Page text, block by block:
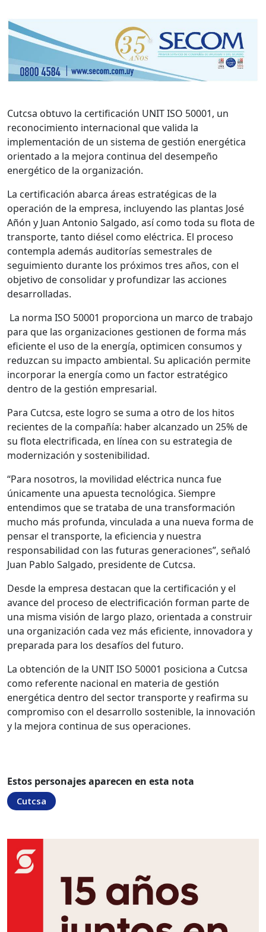
Cutcsa obtuvo la certificación UNIT ISO 50001, un
reconocimiento internacional que valida la
implementación de un sistema de gestión energética
orientado a la mejora continua del desempeño
energético de la organización.
La certificación abarca áreas estratégicas de la
operación de la empresa, incluyendo las plantas José
Añón y Juan Antonio Salgado, así como toda su flota de
transporte, tanto diésel como eléctrica. El proceso
contempla además auditorías semestrales de
seguimiento durante los próximos tres años, con el
objetivo de consolidar y profundizar las acciones
desarrolladas.
La norma ISO 50001 proporciona un marco de trabajo
para que las organizaciones gestionen de forma más
eficiente el uso de la energía, optimicen consumos y
reduzcan su impacto ambiental. Su aplicación permite
incorporar la energía como un factor estratégico
dentro de la gestión empresarial.
Para Cutcsa, este logro se suma a otro de los hitos
recientes de la compañía: haber alcanzado un 25% de
su flota electrificada, en línea con su estrategia de
modernización y sostenibilidad.
“Para nosotros, la movilidad eléctrica nunca fue
únicamente una apuesta tecnológica. Siempre
entendimos que se trataba de una transformación
mucho más profunda, vinculada a una nueva forma de
pensar el transporte, la eficiencia y nuestra
responsabilidad con las futuras generaciones”, señaló
Juan Pablo Salgado, presidente de Cutcsa.
Desde la empresa destacan que la certificación y el
avance del proceso de electrificación forman parte de
una misma visión de largo plazo, orientada a construir
una organización cada vez más eficiente, innovadora y
preparada para los desafíos del futuro.
La obtención de la UNIT ISO 50001 posiciona a Cutcsa
como referente nacional en materia de gestión
energética dentro del sector transporte y reafirma su
compromiso con el desarrollo sostenible, la innovación
y la mejora continua de sus operaciones.
Estos personajes aparecen en esta nota
Cutcsa